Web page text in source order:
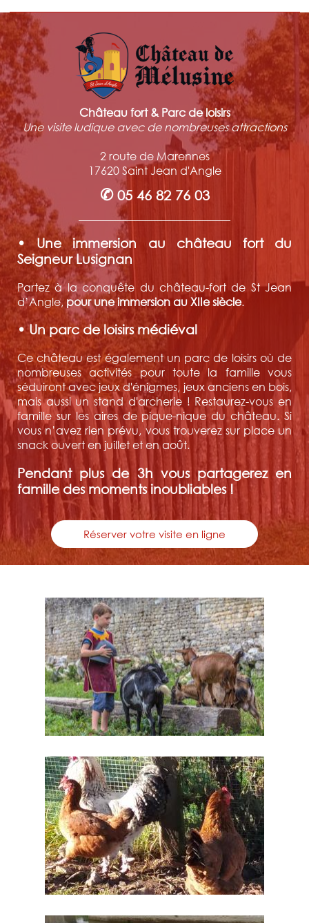
Château fort & Parc de loisirs
Une visite ludique avec de nombreuses attractions
2 route de Marennes
17620 Saint Jean d'Angle
✆ 05 46 82 76 03
• Une immersion au château fort du
Seigneur Lusignan
Partez à la conquête du château-fort de St Jean
d’Angle, pour une immersion au XIIe siècle.
• Un parc de loisirs médiéval
Ce château est également un parc de loisirs où de
nombreuses activités pour toute la famille vous
séduiront avec jeux d'énigmes, jeux anciens en bois,
mais aussi un stand d'archerie ! Restaurez-vous en
famille sur les aires de pique-nique du château. Si
vous n’avez rien prévu, vous trouverez sur place un
snack ouvert en juillet et en août.
Pendant plus de 3h vous partagerez en
famille des moments inoubliables !
Réserver votre visite en ligne